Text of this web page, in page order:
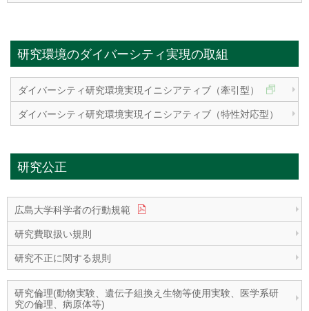
研究環境のダイバーシティ実現の取組
ダイバーシティ研究環境実現イニシアティブ（牽引型）
ダイバーシティ研究環境実現イニシアティブ（特性対応型）
研究公正
広島大学科学者の行動規範
研究費取扱い規則
研究不正に関する規則
研究倫理(動物実験、遺伝子組換え生物等使用実験、医学系研
究の倫理、病原体等)